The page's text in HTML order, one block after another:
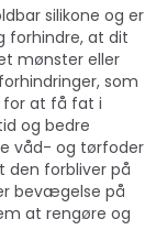
silikone og er
forhindre, at dit
mønster eller
som
at få fat i
og bedre
våd- og tørfoder
den forbliver på
bevægelse på
at rengøre og